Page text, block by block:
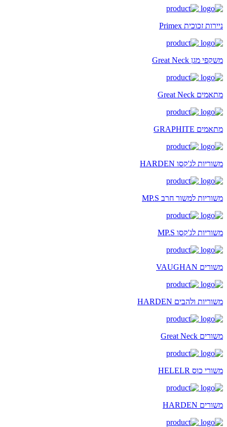
ניירות זכוכית Primex
משקפי מגן Great Neck
מתאמים Great Neck
מתאמים GRAPHITE
משוריות לג'קסו HARDEN
משוריות למשור חרב MP.S
משוריות לג'קסו MP.S
משורים VAUGHAN
משוריות ולהבים HARDEN
משורים Great Neck
משורי כוס HELELR
משורים HARDEN